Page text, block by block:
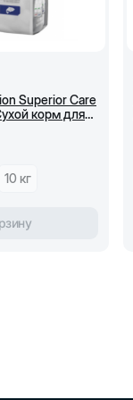
Superior Care
корм для
(кг)
10 кг